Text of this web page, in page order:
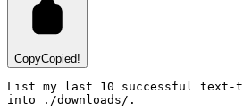
CopyCopied!
List my last 10 successful text-